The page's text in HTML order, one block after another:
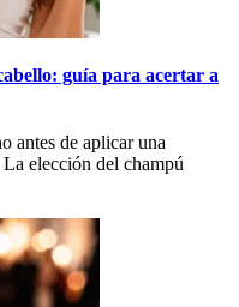
guía para acertar a
antes de aplicar una
elección del champú